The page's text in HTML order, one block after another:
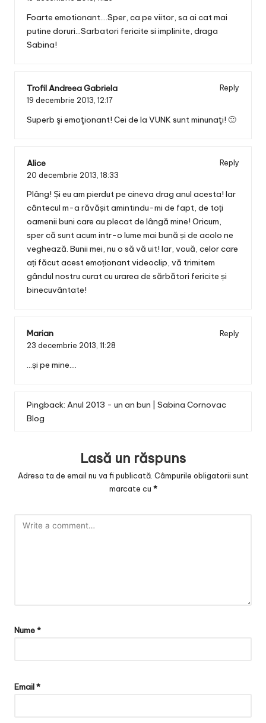
Foarte emotionant….Sper, ca pe viitor, sa ai cat mai
putine doruri…Sarbatori fericite si implinite, draga
Sabina!
Trofil Andreea Gabriela
Reply
19 decembrie 2013, 12:17
Superb şi emoţionant! Cei de la VUNK sunt minunaţi! 🙂
Alice
Reply
20 decembrie 2013, 18:33
Plâng! Și eu am pierdut pe cineva drag anul acesta! Iar
cântecul m-a răvășit amintindu-mi de fapt, de toți
oamenii buni care au plecat de lângă mine! Oricum,
sper că sunt acum intr-o lume mai bună și de acolo ne
veghează. Bunii mei, nu o să vă uit! Iar, vouă, celor care
ați făcut acest emoționant videoclip, vă trimitem
gândul nostru curat cu urarea de sărbători fericite și
binecuvântate!
Marian
Reply
23 decembrie 2013, 11:28
…și pe mine….
Pingback: Anul 2013 - un an bun | Sabina Cornovac
Blog
Lasă un răspuns
Adresa ta de email nu va fi publicată. Câmpurile obligatorii sunt
marcate cu *
Nume*
Email*